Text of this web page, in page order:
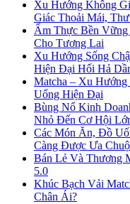
Xu Hướng Không
Giác Thoải Mái,
Ẩm Thực Bền Vững
Cho Tương Lai
Xu Hướng Sống
Hiện Đại Hối Hả
Matcha – Xu
Uống Hiện Đại
Bùng Nổ Kinh
Nhỏ Đến Cơ Hội
Các Món Ăn, Đồ
Càng Được Ưa
Bán Lẻ Và Thương
5.0
Khúc Bạch Vải
Chân Ái?